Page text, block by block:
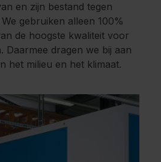
en zijn bestand tegen
gebruiken alleen 100%
de hoogste kwaliteit voor
Daarmee dragen we bij aan
het milieu en het klimaat.